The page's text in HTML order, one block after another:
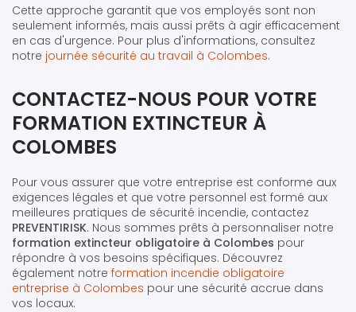
Cette approche garantit que vos employés sont non
seulement informés, mais aussi prêts à agir efficacement
en cas d'urgence. Pour plus d'informations, consultez
notre journée sécurité au travail à Colombes.
CONTACTEZ-NOUS POUR VOTRE
FORMATION EXTINCTEUR À
COLOMBES
Pour vous assurer que votre entreprise est conforme aux
exigences légales et que votre personnel est formé aux
meilleures pratiques de sécurité incendie, contactez
PREVENTIRISK. Nous sommes prêts à personnaliser notre
formation extincteur obligatoire à Colombes pour
répondre à vos besoins spécifiques. Découvrez
également notre formation incendie obligatoire
entreprise à Colombes pour une sécurité accrue dans
vos locaux.